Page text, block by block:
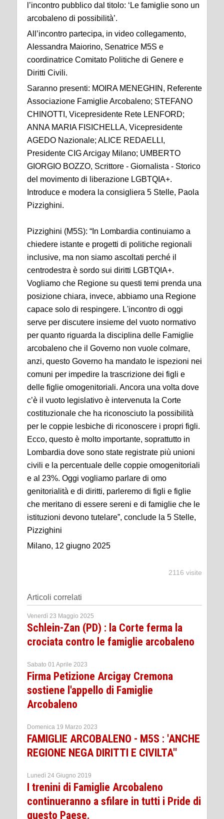
l’incontro pubblico dal titolo: ‘Le famiglie sono un
arcobaleno di possibilità’.
All’incontro partecipa, in video collegamento,
Alessandra Maiorino, Senatrice M5S e
coordinatrice Comitato Politiche di Genere e
Diritti Civili.
Saranno presenti: MOIRA MENEGHIN, Referente
Associazione Famiglie Arcobaleno; STEFANO
CHINOTTI, Vicepresidente Rete LENFORD;
ANNA MARIA FISICHELLA, Vicepresidente
AGEDO Nazionale; ALICE REDAELLI,
Presidente CIG Arcigay Milano; UMBERTO
GIORGIO BOZZO, Scrittore - Giornalista - Storico
del movimento di liberazione LGBTQIA+.
Introduce e modera la consigliera 5 Stelle, Paola
Pizzighini.
Pizzighini (M5S): “In Lombardia continuiamo a
chiedere istante e progetti di politiche regionali
inclusive, ma non siamo ascoltati perché il
centrodestra è sordo sui diritti LGBTQIA+.
Vogliamo che Regione su questi temi prenda una
posizione chiara, invece, abbiamo una Regione
capace solo di respingere. L'incontro di oggi
serve per discutere insieme del vuoto normativo
per quanto riguarda la disciplina delle Famiglie
arcobaleno che il Governo non vuole colmare,
anzi, questo Governo ha mandato le ispezioni nei
comuni per impedire la trascrizione dei figli e
delle figlie omogenitoriali. Ancora una volta dove
c’è il vuoto legislativo è intervenuta la Corte
costituzionale che ha riconosciuto la possibilità
per le coppie lesbiche di riconoscere i propri figli.
Ecco, questo è molto importante, soprattutto in
Lombardia dove sono state registrate più unioni
civili e la percentuale delle coppie omogenitoriali
e al 23%. Oggi vogliamo parlare di omo
genitorialità e di diritti, parleremo di figli e figlie
che meritano di essere sereni e di famiglie che le
istituzioni devono tutelare”, conclude la 5 Stelle,
Pizzighini
Milano, 12 giugno 2025
2116 visite
Articoli correlati
Venerdì 23 Maggio 2025
Schlein-Zan (PD) : la Corte ferma la
crociata contro le famiglie arcobaleno
Sabato 01 Aprile 2023
Firma Petizione Arcigay Cremona
sostiene l'appello di Famiglie
Arcobaleno
Domenica 19 Marzo 2023
FAMIGLIE ARCOBALENO - M5S : 'ANCHE
REGIONE NEGA DIRITTI E CIVILTA''
Lunedì 24 Giugno 2019
I trenini di Famiglie Arcobaleno
continueranno a sfilare in tutti i Pride di
questo Paese.